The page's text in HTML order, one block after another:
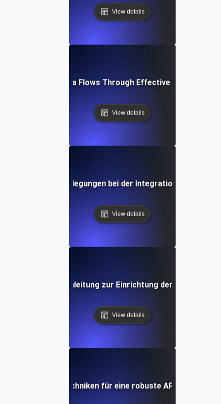
View details
Optimizing Data Flows Through Effective API
View details
Sicherheitsüberlegungen bei der Integration von API-
View details
für-Schritt-Anleitung zur Einrichtung der API-
View details
Werkzeuge und Techniken für eine robuste API-